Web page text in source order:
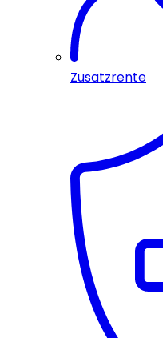
Zusatzrente